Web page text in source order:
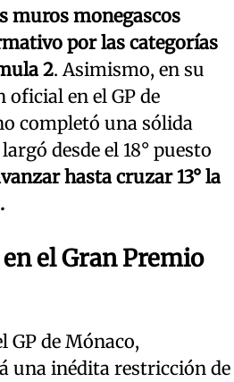
muros monegascos
por las categorías
2. Asimismo, en su
en el GP de
completó una sólida
desde el 18° puesto
hasta cruzar 13° la
el Gran Premio
GP de Mónaco,
una inédita restricción de